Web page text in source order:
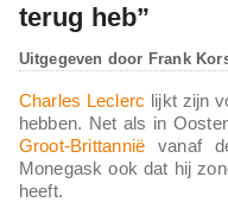
terug heb”
Uitgegeven door Frank
Charles Leclerc lijkt zijn
hebben. Net als in
Groot-Brittannië vanaf
Monegask ook dat hij
heeft.